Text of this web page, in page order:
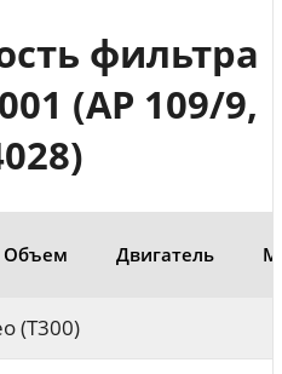
фильтра
(AP 109/9,
Объем Двигатель
(T300)